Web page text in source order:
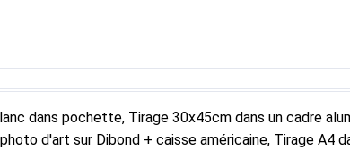
dans pochette, Tirage 30x45cm dans un cadre
d'art sur Dibond + caisse américaine, Tirage A4